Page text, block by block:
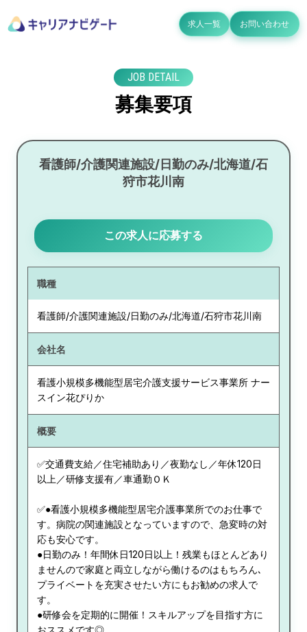
求人一覧 お問い合わせ
JOB DETAIL
募集要項
看護師/介護関連施設/日勤のみ/北海道/石
狩市花川南
この求人に応募する
職種
看護師/介護関連施設/日勤のみ/北海道/石狩市花川南
会社名
看護小規模多機能型居宅介護支援サービス事業所 ナー
スイン花ぴりか
概要
✅交通費支給／住宅補助あり／夜勤なし／年休120日
以上／研修支援有／車通勤ＯＫ
✅●看護小規模多機能型居宅介護事業所でのお仕事で
す。病院の関連施設となっていますので、急変時の対
応も安心です。
●日勤のみ！年間休日120日以上！残業もほとんどあり
ませんので家庭と両立しながら働けるのはもちろん､
プライベートを充実させたい方にもお勧めの求人で
す。
●研修会を定期的に開催！スキルアップを目指す方に